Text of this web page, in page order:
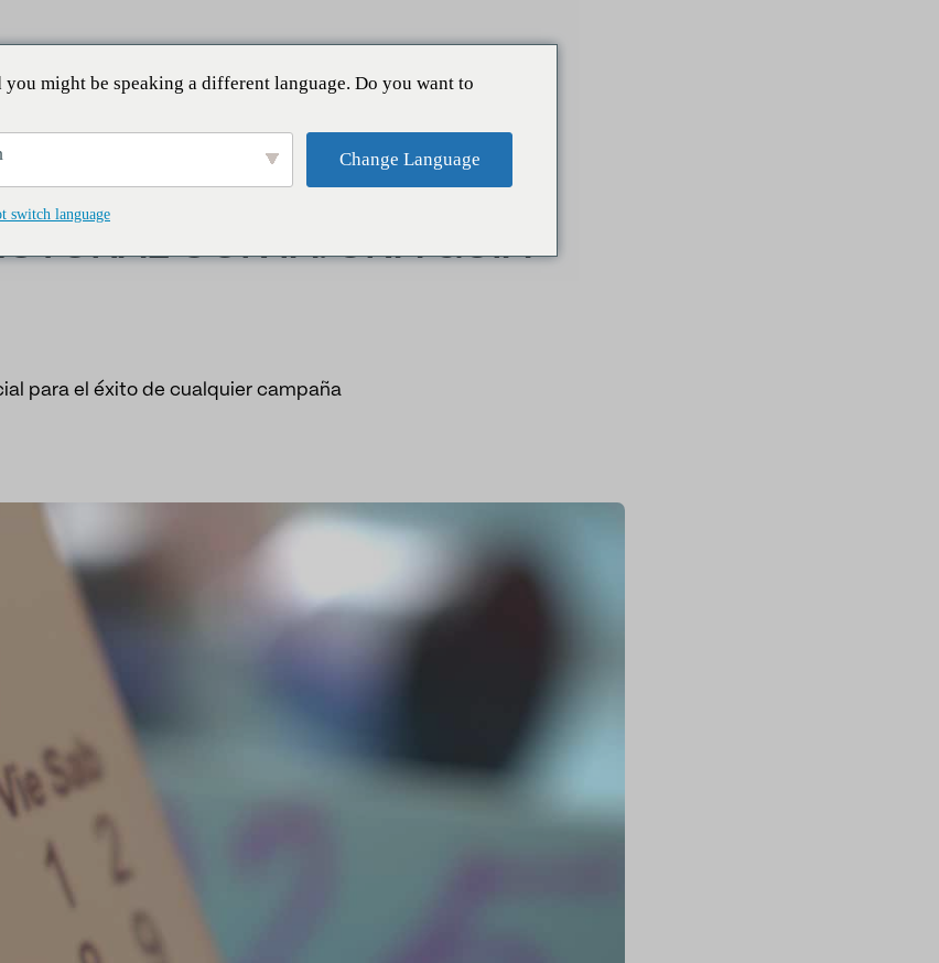
guía completa
CON IA: UNA GUÍA
para el éxito de cualquier campaña
you might be speaking a different language. Do you want to
Change Language
switch language